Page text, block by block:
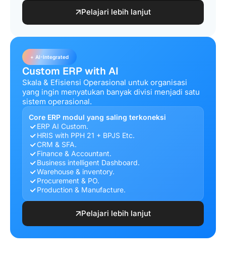
Pelajari lebih lanjut
+ AI-Integrated
Custom ERP with AI
Skala & Efisiensi Operasional untuk organisasi
yang ingin menyatukan banyak divisi menjadi satu
sistem operasional.
Core ERP modul yang saling terkoneksi
ERP AI Custom.
HRIS with PPH 21 + BPJS Etc.
CRM & SFA.
Finance & Accountant.
Business intelligent Dashboard.
Warehouse & inventory.
Procurement & PO.
Production & Manufacture.
Pelajari lebih lanjut